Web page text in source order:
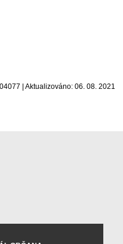
| Aktualizováno: 06. 08. 2021